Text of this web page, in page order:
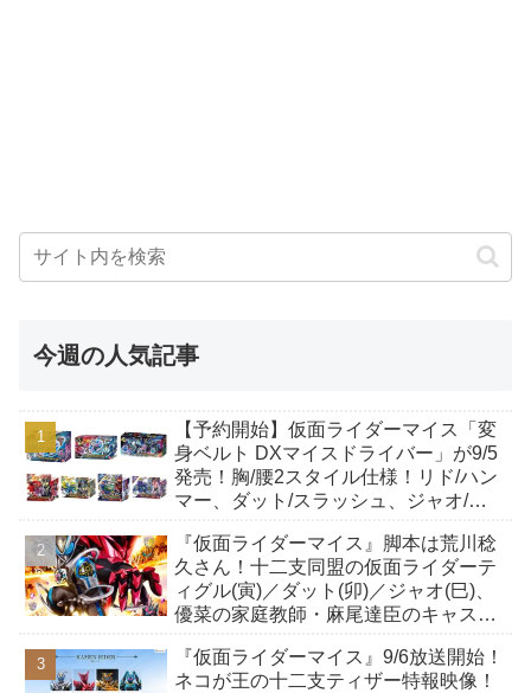
今週の人気記事
【予約開始】仮面ライダーマイス「変
身ベルト DXマイスドライバー」が9/5
発売！胸/腰2スタイル仕様！リド/ハン
マー、ダット/スラッシュ、ジャオ/バ
も！
『仮面ライダーマイス』脚本は荒川稔
久さん！十二支同盟の仮面ライダーテ
ィグル(寅)／ダット(卯)／ジャオ(巳)、
優菜の家庭教師・麻尾達臣のキャスト
んも変身！
『仮面ライダーマイス』9/6放送開始！
ネコが王の十二支ティザー特報映像！